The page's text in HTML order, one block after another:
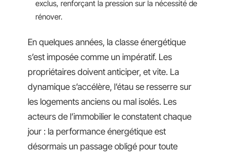
exclus, renforçant la pression sur la nécessité de
rénover.
En quelques années, la classe énergétique
s’est imposée comme un impératif. Les
propriétaires doivent anticiper, et vite. La
dynamique s’accélère, l’étau se resserre sur
les logements anciens ou mal isolés. Les
acteurs de l’immobilier le constatent chaque
jour : la performance énergétique est
désormais un passage obligé pour toute